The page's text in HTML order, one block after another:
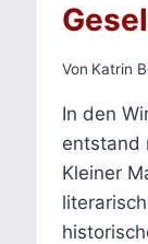
Von Katrin
In den
entstand
Kleiner